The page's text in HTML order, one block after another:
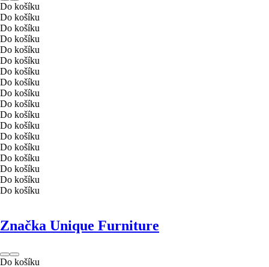
Do košíku
Do košíku
Do košíku
Do košíku
Do košíku
Do košíku
Do košíku
Do košíku
Do košíku
Do košíku
Do košíku
Do košíku
Do košíku
Do košíku
Do košíku
Do košíku
Do košíku
Do košíku
Značka Unique Furniture
Do košíku